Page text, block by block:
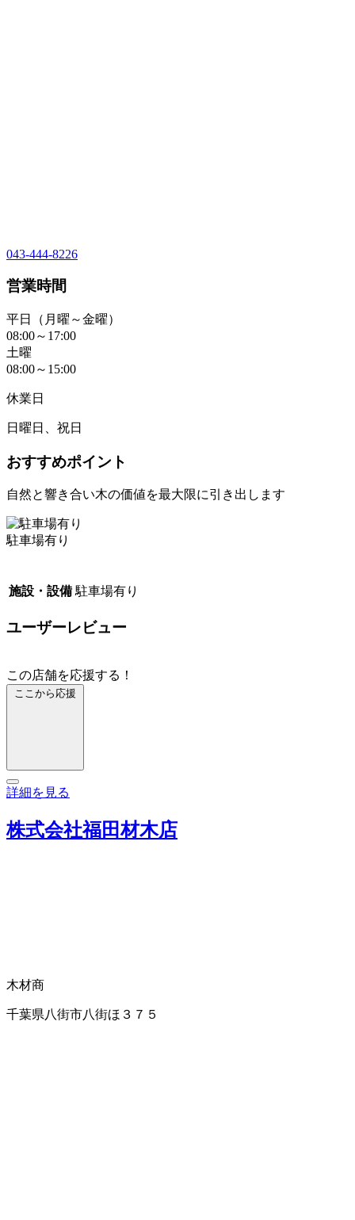
043-444-8226
営業時間
平日（月曜～金曜）
08:00～17:00
土曜
08:00～15:00
休業日
日曜日、祝日
おすすめポイント
自然と響き合い木の価値を最大限に引き出します
駐車場有り
施設・設備 駐車場有り
ユーザーレビュー
この店舗を応援する！
ここから応援
詳細を見る
株式会社福田材木店
木材商
千葉県八街市八街ほ３７５